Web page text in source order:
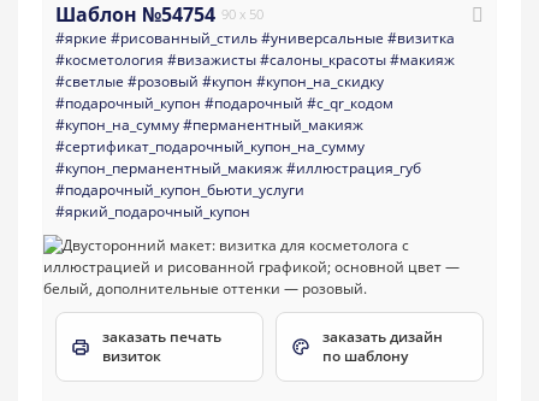
Шаблон №54754 90 x 50
#яркие #рисованный_стиль#универсальные #визитка
#косметология #визажисты#салоны_красоты#макияж
#светлые #розовый #купон #купон_на_скидку
#подарочный_купон #подарочный #с_qr_кодом
#купон_на_сумму#перманентный_макияж
#сертификат_подарочный_купон_на_сумму
#купон_перманентный_макияж#иллюстрация_губ
#подарочный_купон_бьюти_услуги
#яркий_подарочный_купон
заказать печать
визиток
заказать дизайн
по шаблону